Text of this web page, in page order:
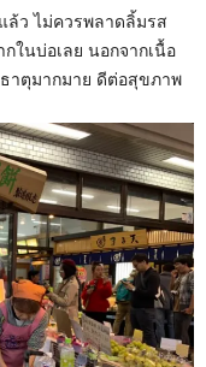
ล้ว ไม่ควรพลาดลิ้มรส
ในบ่อเลย นอกจากเนื้อ
าตุมากมาย ดีต่อสุขภาพ